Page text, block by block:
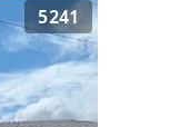
5241